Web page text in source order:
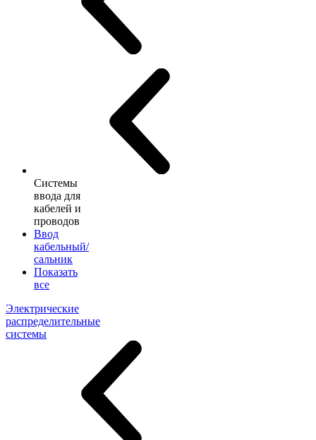
Системы
ввода для
кабелей и
проводов
Ввод
кабельный/
сальник
Показать
все
Электрические
распределительные
системы